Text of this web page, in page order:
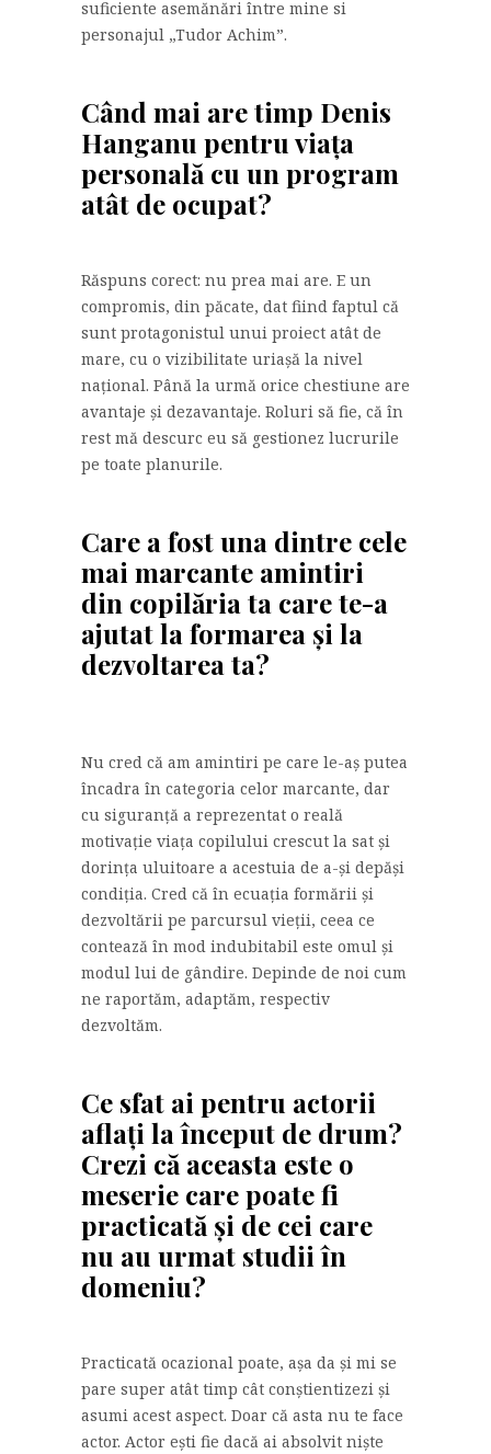
suficiente asemănări între mine si
personajul „Tudor Achim”.
Când mai are timp Denis
Hanganu pentru viața
personală cu un program
atât de ocupat?
Răspuns corect: nu prea mai are. E un
compromis, din păcate, dat fiind faptul că
sunt protagonistul unui proiect atât de
mare, cu o vizibilitate uriașă la nivel
național. Până la urmă orice chestiune are
avantaje și dezavantaje. Roluri să fie, că în
rest mă descurc eu să gestionez lucrurile
pe toate planurile.
Care a fost una dintre cele
mai marcante amintiri
din copilăria ta care te-a
ajutat la formarea și la
dezvoltarea ta?
Nu cred că am amintiri pe care le-aș putea
încadra în categoria celor marcante, dar
cu siguranță a reprezentat o reală
motivație viața copilului crescut la sat și
dorința uluitoare a acestuia de a-și depăși
condiția. Cred că în ecuația formării și
dezvoltării pe parcursul vieții, ceea ce
contează în mod indubitabil este omul și
modul lui de gândire. Depinde de noi cum
ne raportăm, adaptăm, respectiv
dezvoltăm.
Ce sfat ai pentru actorii
aflați la început de drum?
Crezi că aceasta este o
meserie care poate fi
practicată și de cei care
nu au urmat studii în
domeniu?
Practicată ocazional poate, așa da și mi se
pare super atât timp cât conștientizezi și
asumi acest aspect. Doar că asta nu te face
actor. Actor ești fie dacă ai absolvit niște